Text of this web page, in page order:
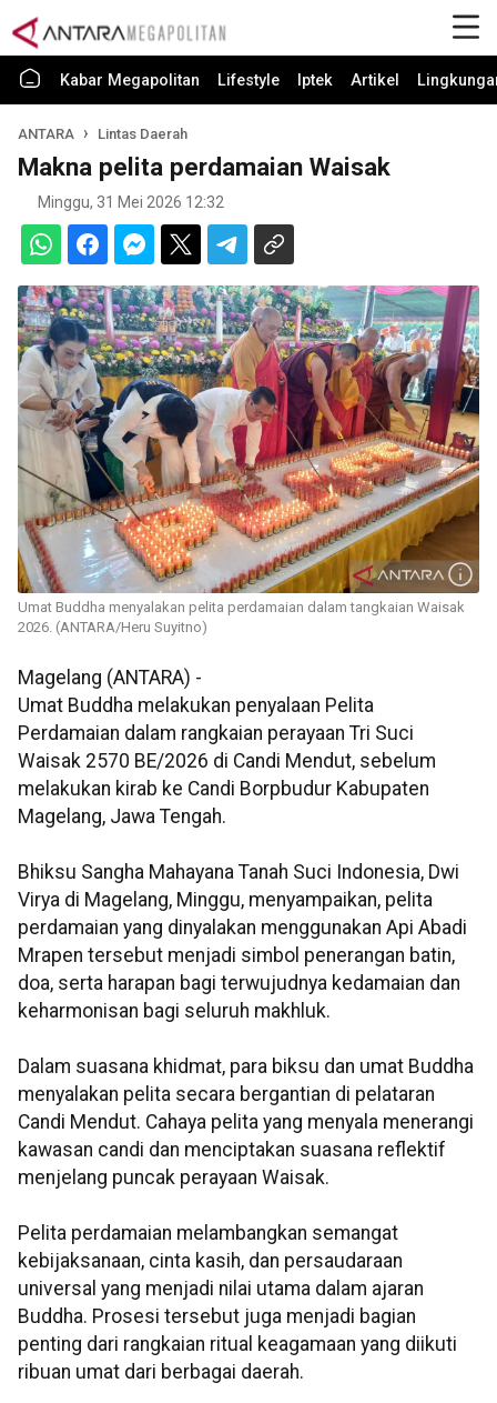
Kabar Megapolitan Lifestyle Iptek Artikel
ANTARA Lintas Daerah
Makna pelita perdamaian Waisak
Minggu, 31 Mei 2026 12:32
Umat Buddha menyalakan pelita perdamaian dalam tangkaian Waisak
2026. (ANTARA/Heru Suyitno)
Magelang (ANTARA) -
Umat Buddha melakukan penyalaan Pelita
Perdamaian dalam rangkaian perayaan Tri Suci
Waisak 2570 BE/2026 di Candi Mendut, sebelum
melakukan kirab ke Candi Borpbudur Kabupaten
Magelang, Jawa Tengah.
Bhiksu Sangha Mahayana Tanah Suci Indonesia, Dwi
Virya di Magelang, Minggu, menyampaikan, pelita
perdamaian yang dinyalakan menggunakan Api Abadi
Mrapen tersebut menjadi simbol penerangan batin,
doa, serta harapan bagi terwujudnya kedamaian dan
keharmonisan bagi seluruh makhluk.
Dalam suasana khidmat, para biksu dan umat Buddha
menyalakan pelita secara bergantian di pelataran
Candi Mendut. Cahaya pelita yang menyala menerangi
kawasan candi dan menciptakan suasana reflektif
menjelang puncak perayaan Waisak.
Pelita perdamaian melambangkan semangat
kebijaksanaan, cinta kasih, dan persaudaraan
universal yang menjadi nilai utama dalam ajaran
Buddha. Prosesi tersebut juga menjadi bagian
penting dari rangkaian ritual keagamaan yang diikuti
ribuan umat dari berbagai daerah.